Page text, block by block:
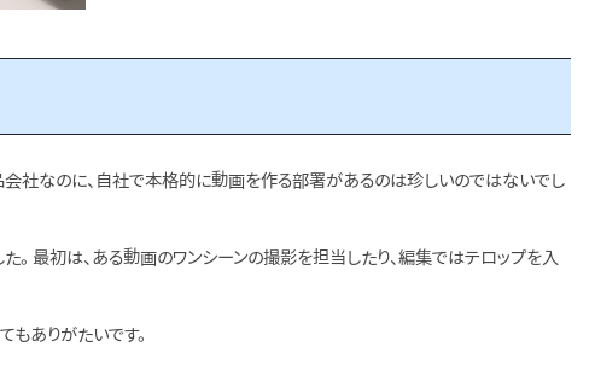
会社なのに、自社で本格的に動画を作る部署があるのは珍しいのではないでし
最初は、ある動画のワンシーンの撮影を担当したり、編集ではテロップを入
もありがたいです。